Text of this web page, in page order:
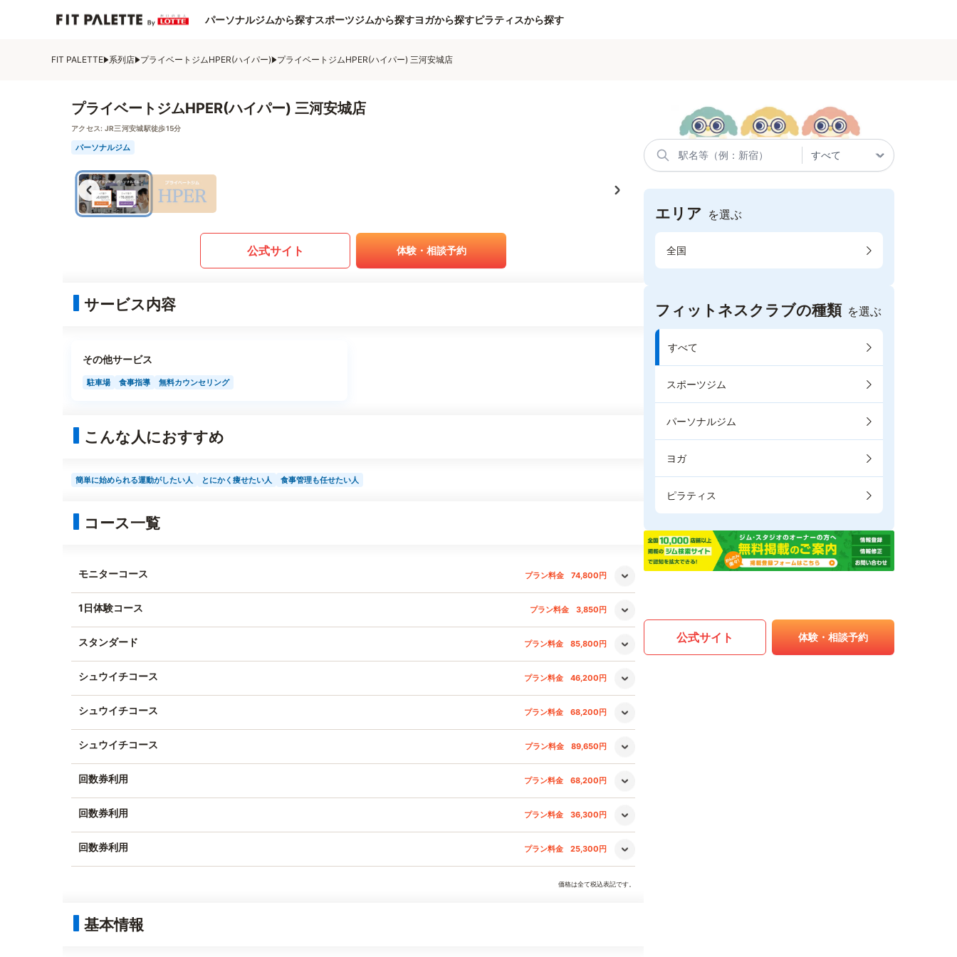
パーソナルジムから探すスポーツジムから探すヨガから探すピラティスから探す
FIT PALETTE 系列店 プライベートジムHPER(ハイパー) プライベートジムHPER(ハイパー) 三河安城店
プライベートジムHPER(ハイパー) 三河安城店
アクセス: JR三河安城駅徒歩15分
パーソナルジム
公式サイト 体験・相談予約
サービス内容
その他サービス
駐車場 食事指導 無料カウンセリング
こんな人におすすめ
簡単に始められる運動がしたい人 とにかく痩せたい人 食事管理も任せたい人
コース一覧
モニターコース プラン料金 74,800円
1日体験コース プラン料金 3,850円
スタンダード プラン料金 85,800円
シュウイチコース プラン料金 46,200円
シュウイチコース プラン料金 68,200円
シュウイチコース プラン料金 89,650円
回数券利用 プラン料金 68,200円
回数券利用 プラン料金 36,300円
回数券利用 プラン料金 25,300円
価格は全て税込表記です。
基本情報
エリア を選ぶ
全国
フィットネスクラブの種類 を選ぶ
すべて
スポーツジム
パーソナルジム
ヨガ
ピラティス
公式サイト 体験・相談予約